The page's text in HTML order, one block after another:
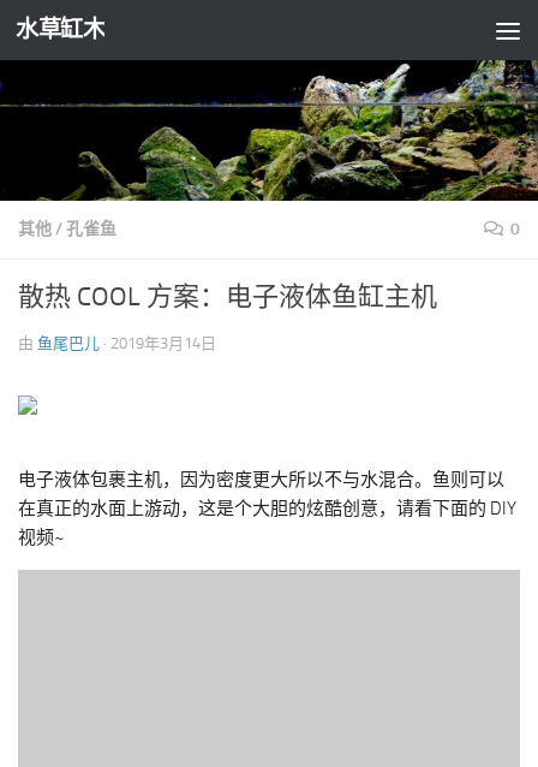
跳至内容
水草缸木
其他/孔雀鱼 0
散热 COOL 方案：电子液体鱼缸主机
由 鱼尾巴儿 · 2019年3月14日
电子液体包裹主机，因为密度更大所以不与水混合。鱼则可以
在真正的水面上游动，这是个大胆的炫酷创意，请看下面的 DIY
视频~